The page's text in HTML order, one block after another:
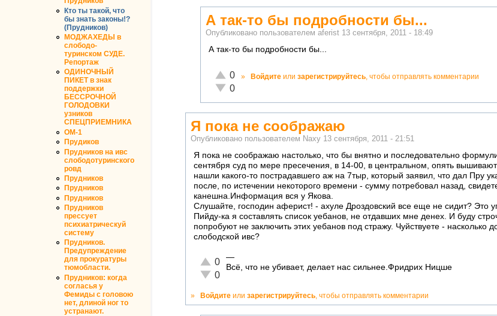
Кто ты такой, что
бы знать законы!?
(Прудников)
МОДЖАХЕДЫ в
слободо-
туринском СУДЕ.
Репортаж
ОДИНОЧНЫЙ
ПИКЕТ в знак
поддержки
БЕССРОЧНОЙ
ГОЛОДОВКИ
узников
СПЕЦПРИЕМНИКА
ОМ-1
Прудиков
Прудников на ивс
слободотуринского
ровд
Прудников
Прудников
Прудников
Прудников
прессует
психиатрическуй
систему
Прудников.
Предупреждение
для прокуратуры
тюмобласти.
Прудников: когда
согласья у
Фемиды с головою
нет, длиной ног то
устранают.
А так-то бы подробности бы...
Опубликовано пользователем aferist 13 сентября, 2011 - 18:49
А так-то бы подробности бы...
Отлично!
0
Неадекватно!
0
» Войдите или зарегистрируйтесь , чтобы отправлять комментарии
Я пока не соображаю
Опубликовано пользователем Naxy 13 сентября, 2011 - 21:51
Я пока не соображаю настолько, что бы внятно и последовательно
сентября суд по мере пресечения, в 14-00, в центральном, опять
нашли какого-то пострадавшего аж на 7тыр, который заявил, что дал Пру
после, по истечении некоторого времени - сумму потребовал назад,
канешна.Информация вся у Якова.
Слушайте, господин аферист! - ахуле Дроздовский все еще не сидит? Это
Пийду-ка я составлять список уебанов, не отдавших мне денех. И буду
попробуют не заключить этих уебанов под стражу. Чуйствуете - насколько
слободской ивс?
Отлично!
0
Неадекватно!
0
—
Всё, что не убивает, делает нас сильнее.Фридрих Ницше
» Войдите или зарегистрируйтесь, чтобы отправлять комментарии